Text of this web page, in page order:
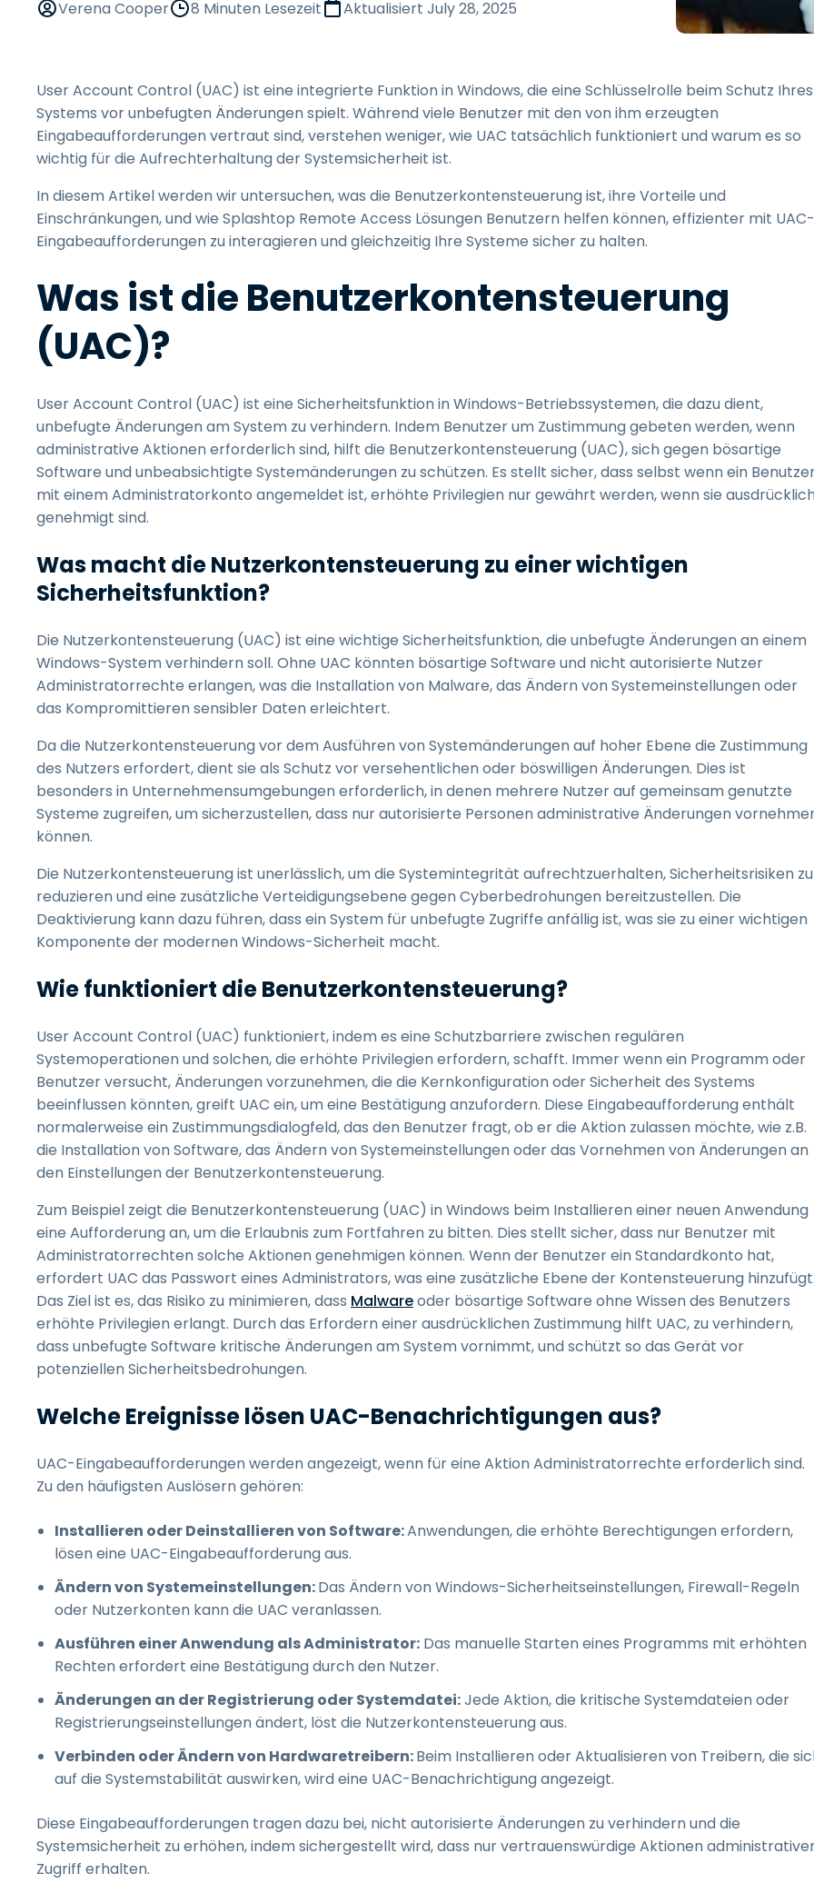
Fernzugriff auf Computer
einer Einrichtung
Alle Bedürfnisse
entdecken
Alle
Verena Cooper 8 Minuten Lesezeit Aktualisiert July 28, 2025
User Account Control (UAC) ist eine integrierte Funktion in Windows, die eine Schlüsselrolle beim Schutz Ihres
Systems vor unbefugten Änderungen spielt. Während viele Benutzer mit den von ihm erzeugten
Eingabeaufforderungen vertraut sind, verstehen weniger, wie UAC tatsächlich funktioniert und warum es so
wichtig für die Aufrechterhaltung der Systemsicherheit ist.
In diesem Artikel werden wir untersuchen, was die Benutzerkontensteuerung ist, ihre Vorteile und
Einschränkungen, und wie Splashtop Remote Access Lösungen Benutzern helfen können, effizienter mit UAC-
Eingabeaufforderungen zu interagieren und gleichzeitig Ihre Systeme sicher zu halten.
Was ist die Benutzerkontensteuerung
(UAC)?
User Account Control (UAC) ist eine Sicherheitsfunktion in Windows-Betriebssystemen, die dazu dient,
unbefugte Änderungen am System zu verhindern. Indem Benutzer um Zustimmung gebeten werden, wenn
administrative Aktionen erforderlich sind, hilft die Benutzerkontensteuerung (UAC), sich gegen bösartige
Software und unbeabsichtigte Systemänderungen zu schützen. Es stellt sicher, dass selbst wenn ein
mit einem Administratorkonto angemeldet ist, erhöhte Privilegien nur gewährt werden, wenn sie
genehmigt sind.
Was macht die Nutzerkontensteuerung zu einer wichtigen
Sicherheitsfunktion?
Die Nutzerkontensteuerung (UAC) ist eine wichtige Sicherheitsfunktion, die unbefugte Änderungen an einem
Windows-System verhindern soll. Ohne UAC könnten bösartige Software und nicht autorisierte Nutzer
Administratorrechte erlangen, was die Installation von Malware, das Ändern von Systemeinstellungen oder
das Kompromittieren sensibler Daten erleichtert.
Da die Nutzerkontensteuerung vor dem Ausführen von Systemänderungen auf hoher Ebene die Zustimmung
des Nutzers erfordert, dient sie als Schutz vor versehentlichen oder böswilligen Änderungen. Dies ist
besonders in Unternehmensumgebungen erforderlich, in denen mehrere Nutzer auf gemeinsam genutzte
Systeme zugreifen, um sicherzustellen, dass nur autorisierte Personen administrative Änderungen
können.
Die Nutzerkontensteuerung ist unerlässlich, um die Systemintegrität aufrechtzuerhalten, Sicherheitsrisiken zu
reduzieren und eine zusätzliche Verteidigungsebene gegen Cyberbedrohungen bereitzustellen. Die
Deaktivierung kann dazu führen, dass ein System für unbefugte Zugriffe anfällig ist, was sie zu einer wichtigen
Komponente der modernen Windows-Sicherheit macht.
Wie funktioniert die Benutzerkontensteuerung?
User Account Control (UAC) funktioniert, indem es eine Schutzbarriere zwischen regulären
Systemoperationen und solchen, die erhöhte Privilegien erfordern, schafft. Immer wenn ein Programm oder
Benutzer versucht, Änderungen vorzunehmen, die die Kernkonfiguration oder Sicherheit des Systems
beeinflussen könnten, greift UAC ein, um eine Bestätigung anzufordern. Diese Eingabeaufforderung enthält
normalerweise ein Zustimmungsdialogfeld, das den Benutzer fragt, ob er die Aktion zulassen möchte, wie z.B.
die Installation von Software, das Ändern von Systemeinstellungen oder das Vornehmen von Änderungen an
den Einstellungen der Benutzerkontensteuerung.
Zum Beispiel zeigt die Benutzerkontensteuerung (UAC) in Windows beim Installieren einer neuen Anwendung
eine Aufforderung an, um die Erlaubnis zum Fortfahren zu bitten. Dies stellt sicher, dass nur Benutzer mit
Administratorrechten solche Aktionen genehmigen können. Wenn der Benutzer ein Standardkonto hat,
erfordert UAC das Passwort eines Administrators, was eine zusätzliche Ebene der Kontensteuerung hinzufügt.
Das Ziel ist es, das Risiko zu minimieren, dass Malwareoder bösartige Software ohne Wissen des Benutzers
erhöhte Privilegien erlangt. Durch das Erfordern einer ausdrücklichen Zustimmung hilft UAC, zu verhindern,
dass unbefugte Software kritische Änderungen am System vornimmt, und schützt so das Gerät vor
potenziellen Sicherheitsbedrohungen.
Welche Ereignisse lösen UAC-Benachrichtigungen aus?
UAC-Eingabeaufforderungen werden angezeigt, wenn für eine Aktion Administratorrechte erforderlich sind.
Zu den häufigsten Auslösern gehören:
Installieren oder Deinstallieren von Software:Anwendungen, die erhöhte Berechtigungen erfordern,
lösen eine UAC-Eingabeaufforderung aus.
Ändern von Systemeinstellungen:Das Ändern von Windows-Sicherheitseinstellungen, Firewall-Regeln
oder Nutzerkonten kann die UAC veranlassen.
Ausführen einer Anwendung als Administrator: Das manuelle Starten eines Programms mit erhöhten
Rechten erfordert eine Bestätigung durch den Nutzer.
Änderungen an der Registrierung oder Systemdatei:Jede Aktion, die kritische Systemdateien oder
Registrierungseinstellungen ändert, löst die Nutzerkontensteuerung aus.
Verbinden oder Ändern von Hardwaretreibern:Beim Installieren oder Aktualisieren von Treibern, die
auf die Systemstabilität auswirken, wird eine UAC-Benachrichtigung angezeigt.
Diese Eingabeaufforderungen tragen dazu bei, nicht autorisierte Änderungen zu verhindern und die
Systemsicherheit zu erhöhen, indem sichergestellt wird, dass nur vertrauenswürdige Aktionen
Zugriff erhalten.